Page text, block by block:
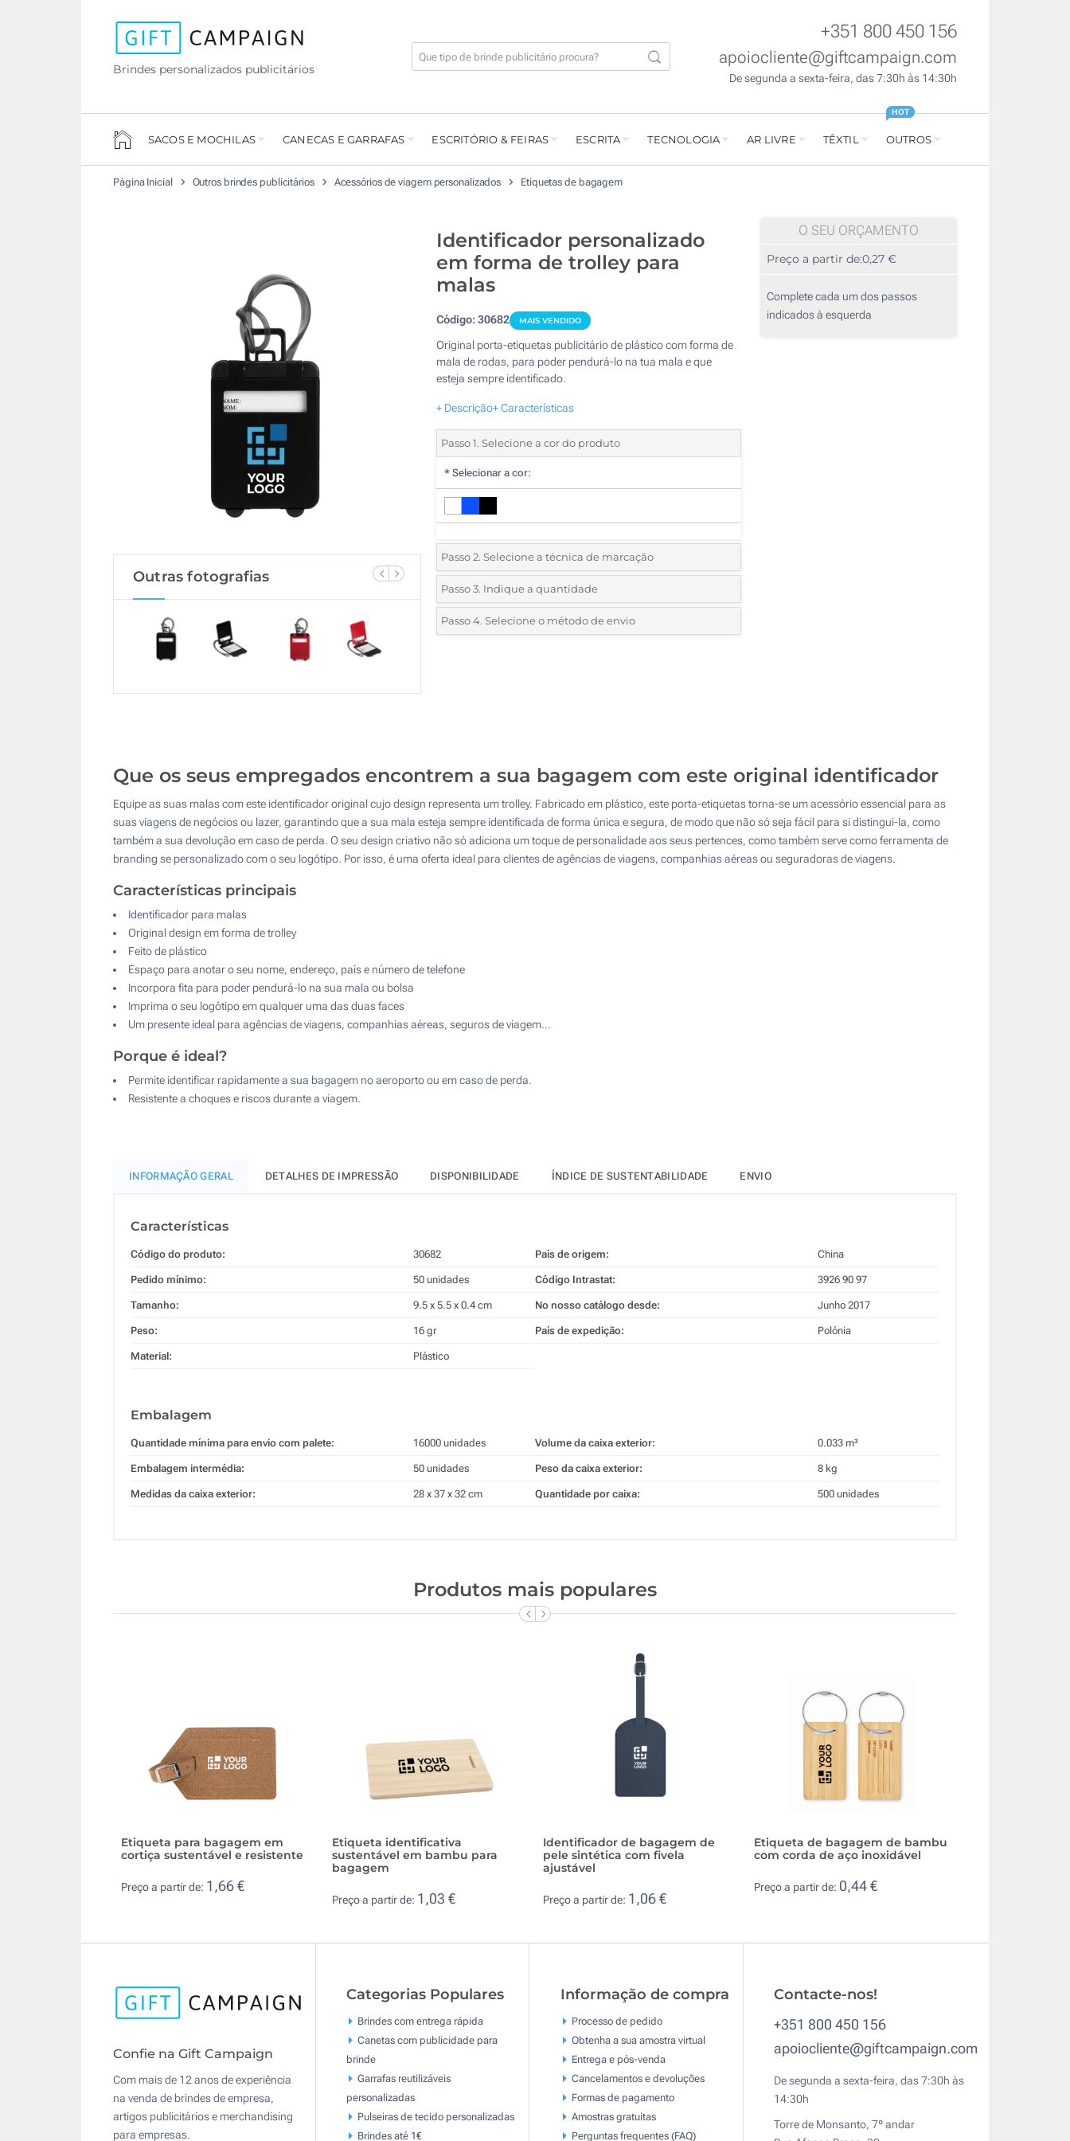
Brindes personalizados publicitários
+351 800 450 156
apoiocliente@giftcampaign.com
De segunda a sexta-feira, das 7:30h às 14:30h
SACOS E MOCHILAS CANECAS E GARRAFAS ESCRITÓRIO & FEIRAS ESCRITA TECNOLOGIA AR LIVRE TÊXTIL OUTROS
HOT
Página Inicial Outros brindes publicitários Acessórios de viagem personalizados Etiquetas de bagagem
Outras fotografias
Identificador personalizado
em forma de trolley para
malas
Código:30682 MAIS VENDIDO
Original porta-etiquetas publicitário de plástico com forma de
mala de rodas, para poder pendurá-lo na tua mala e que
esteja sempre identificado.
+ Descrição+ Características
Passo 1. Selecione a cor do produto
* Selecionar a cor:
Passo 2. Selecione a técnica de marcação
*Selecione o tipo de marcação e as cores do logotipo:
1 Cor (Num lado)
Impressão digital a cores (Num lado)
Sem impressão
Passo 3. Indique a quantidade
*Quantidade mínima:50
500
1000
Outra : Atualizar
Passo 4. Selecione o método de envio
O SEU ORÇAMENTO
Preço a partir de:0,27 €
Complete cada um dos passos
indicados à esquerda
Que os seus empregados encontrem a sua bagagem com este original identificador
Equipe as suas malas com este identificador original cujo design representa um trolley. Fabricado em plástico, este porta-etiquetas torna-se um acessório essencial para as
suas viagens de negócios ou lazer, garantindo que a sua mala esteja sempre identificada de forma única e segura, de modo que não só seja fácil para si distingui-la, como
também a sua devolução em caso de perda. O seu design criativo não só adiciona um toque de personalidade aos seus pertences, como também serve como ferramenta de
branding se personalizado com o seu logótipo. Por isso, é uma oferta ideal para clientes de agências de viagens, companhias aéreas ou seguradoras de viagens.
Características principais
Identificador para malas
Original design em forma de trolley
Feito de plástico
Espaço para anotar o seu nome, endereço, país e número de telefone
Incorpora fita para poder pendurá-lo na sua mala ou bolsa
Imprima o seu logótipo em qualquer uma das duas faces
Um presente ideal para agências de viagens, companhias aéreas, seguros de viagem...
Porque é ideal?
Permite identificar rapidamente a sua bagagem no aeroporto ou em caso de perda.
Resistente a choques e riscos durante a viagem.
INFORMAÇÃO GERAL DETALHES DE IMPRESSÃO DISPONIBILIDADE ÍNDICE DE SUSTENTABILIDADE ENVIO
Características
Código do produto: 30682
Pedido mínimo: 50 unidades
Tamanho: 9.5 x 5.5 x 0.4 cm
Peso: 16 gr
Material: Plástico
País de origem: China
Código Intrastat: 3926 90 97
No nosso catálogo desde: Junho 2017
País de expedição: Polónia
Embalagem
Quantidade mínima para envio com palete: 16000 unidades
Embalagem intermédia: 50 unidades
Medidas da caixa exterior: 28 x 37 x 32 cm
Volume da caixa exterior: 0.033 m³
Peso da caixa exterior: 8 kg
Quantidade por caixa: 500 unidades
Produtos mais populares
Etiqueta para bagagem em
cortiça sustentável e resistente
Preço a partir de: 1,66 €
Etiqueta identificativa
sustentável em bambu para
bagagem
Preço a partir de: 1,03 €
Identificador de bagagem de
pele sintética com fivela
ajustável
Preço a partir de: 1,06 €
Etiqueta de bagagem de bambu
com corda de aço inoxidável
Preço a partir de: 0,44 €
Confie na Gift Campaign
Com mais de 12 anos de experiência
na venda de brindes de empresa,
artigos publicitários e merchandising
para empresas.
Categorias Populares
Brindes com entrega rápida
Canetas com publicidade para
brinde
Garrafas reutilizáveis
personalizadas
Pulseiras de tecido personalizadas
Brindes até 1€
Informação de compra
Processo de pedido
Obtenha a sua amostra virtual
Entrega e pós-venda
Cancelamentos e devoluções
Formas de pagamento
Amostras gratuitas
Perguntas frequentes (FAQ)
Contacte-nos!
+351 800 450 156
apoiocliente@giftcampaign.com
De segunda a sexta-feira, das 7:30h às
14:30h
Torre de Monsanto, 7º andar